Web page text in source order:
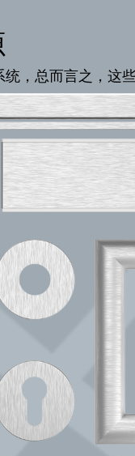
，总而言之，这